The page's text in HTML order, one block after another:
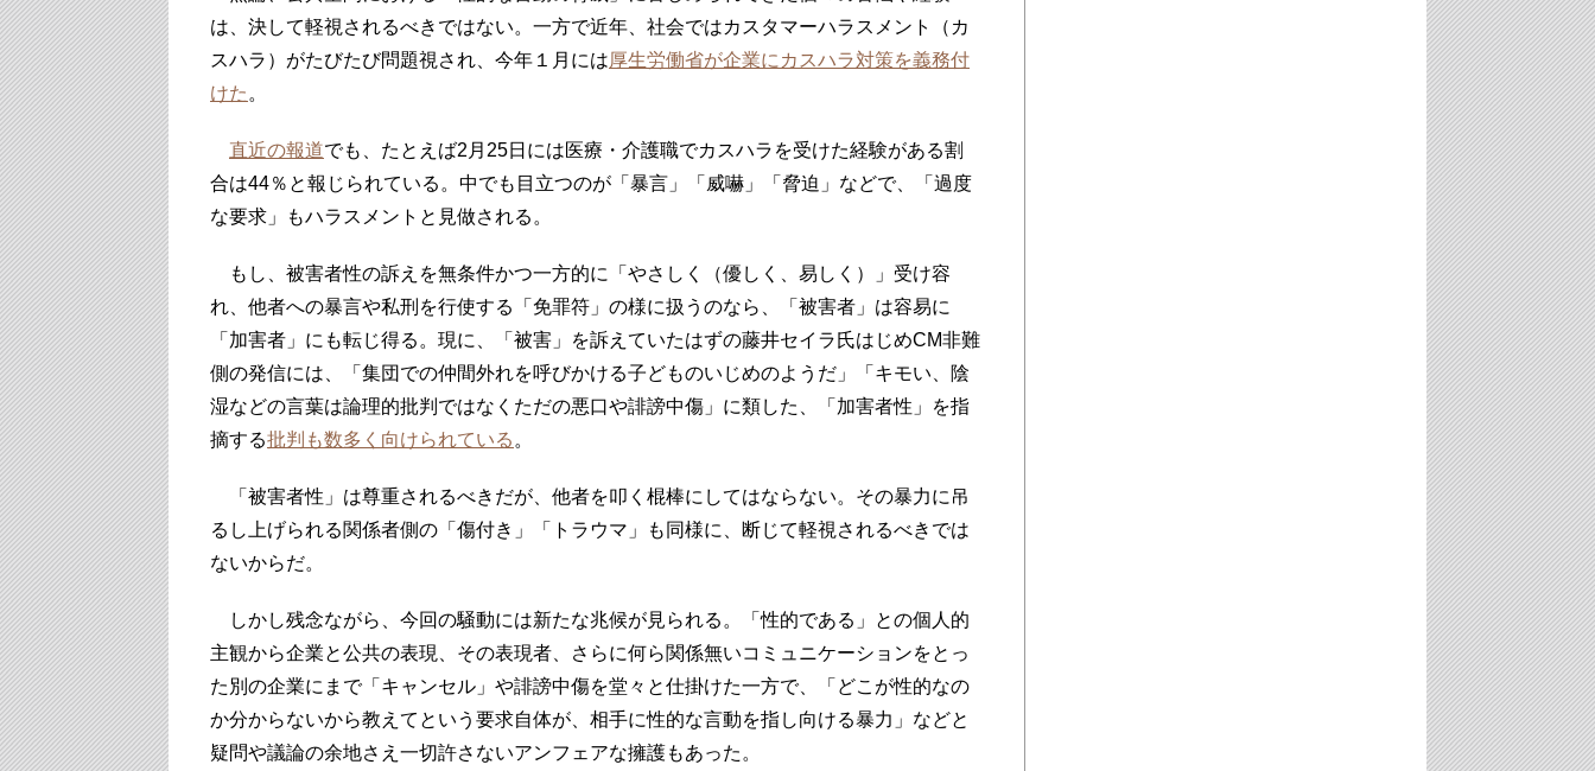
は、決して軽視されるべきではない。一方で近年、社会ではカスタマーハラスメント（カ
スハラ）がたびたび問題視され、今年１月には厚生労働省が企業にカスハラ対策を義務付
けた 。
直近の報道でも、たとえば2月25日には医療・介護職でカスハラを受けた経験がある割
合は44％と報じられている。中でも目立つのが「暴言」「威嚇」「脅迫」などで、「過度
な要求」もハラスメントと見做される。
もし、被害者性の訴えを無条件かつ一方的に「やさしく（優しく、易しく）」受け容
れ、他者への暴言や私刑を行使する「免罪符」の様に扱うのなら、「被害者」は容易に
「加害者」にも転じ得る。現に、「被害」を訴えていたはずの藤井セイラ氏はじめCM非難
側の発信には、「集団での仲間外れを呼びかける子どものいじめのようだ」「キモい、陰
湿などの言葉は論理的批判ではなくただの悪口や誹謗中傷」に類した、「加害者性」を指
摘する批判も数多く向けられている 。
「被害者性」は尊重されるべきだが、他者を叩く棍棒にしてはならない。その暴力に吊
るし上げられる関係者側の「傷付き」「トラウマ」も同様に、断じて軽視されるべきでは
ないからだ。
しかし残念ながら、今回の騒動には新たな兆候が見られる。「性的である」との個人的
主観から企業と公共の表現、その表現者、さらに何ら関係無いコミュニケーションをとっ
た別の企業にまで「キャンセル」や誹謗中傷を堂々と仕掛けた一方で、「どこが性的なの
か分からないから教えてという要求自体が、相手に性的な言動を指し向ける暴力」などと
疑問や議論の余地さえ一切許さないアンフェアな擁護もあった。